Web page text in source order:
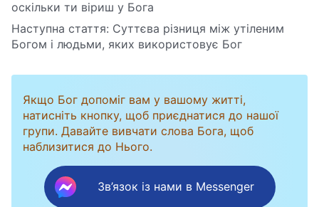
оскільки ти віриш у Бога
Наступна стаття: Суттєва різниця між утіленим
Богом і людьми, яких використовує Бог
Якщо Бог допоміг вам у вашому житті,
натисніть кнопку, щоб приєднатися до нашої
групи. Давайте вивчати слова Бога, щоб
наблизитися до Нього.
Зв’язок із нами в Messenger